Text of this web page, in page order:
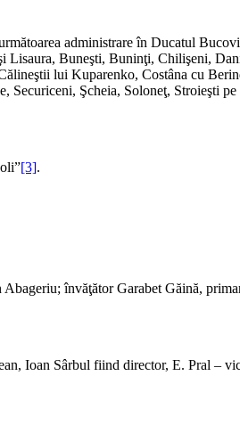
administrare în Ducatul
Buneşti, Buninţi, Chilişeni,
lui Kuparenko, Costâna cu
Şcheia, Soloneţ, Stroieşti pe
[3].
învăţător Garabet Găină,
Ioan Sârbul fiind director, E. Pral –